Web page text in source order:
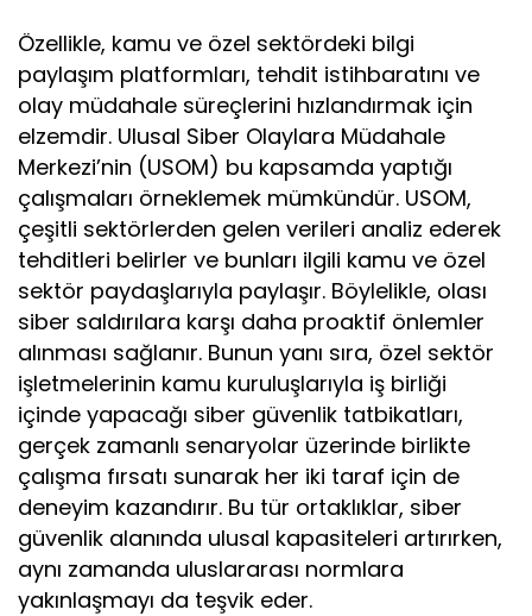
Özellikle, kamu ve özel sektördeki bilgi
paylaşım platformları, tehdit istihbaratını ve
olay müdahale süreçlerini hızlandırmak için
elzemdir. Ulusal Siber Olaylara Müdahale
Merkezi’nin (USOM) bu kapsamda yaptığı
çalışmaları örneklemek mümkündür. USOM,
çeşitli sektörlerden gelen verileri analiz ederek
tehditleri belirler ve bunları ilgili kamu ve özel
sektör paydaşlarıyla paylaşır. Böylelikle, olası
siber saldırılara karşı daha proaktif önlemler
alınması sağlanır. Bunun yanı sıra, özel sektör
işletmelerinin kamu kuruluşlarıyla iş birliği
içinde yapacağı siber güvenlik tatbikatları,
gerçek zamanlı senaryolar üzerinde birlikte
çalışma fırsatı sunarak her iki taraf için de
deneyim kazandırır. Bu tür ortaklıklar, siber
güvenlik alanında ulusal kapasiteleri artırırken,
aynı zamanda uluslararası normlara
yakınlaşmayı da teşvik eder.